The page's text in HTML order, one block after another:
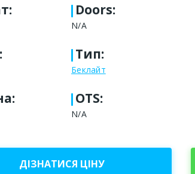
: Doors:
N/A
: Тип:
Беклайт
: OTS:
N/A
ДІЗНАТИСЯ ЦІНУ